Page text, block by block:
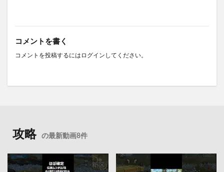
コメントを書く
コメントを投稿するには ログイン してください。
攻略 の最新動画8件